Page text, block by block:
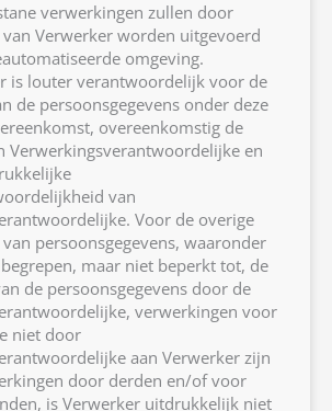
verwerkingen zullen door
Verwerker worden uitgevoerd
omgeving.
is louter verantwoordelijk voor de
de persoonsgegevens onder deze
overeenkomstig de
Verwerkingsverantwoordelijke en
van
Voor de overige
persoonsgegevens, waaronder
maar niet beperkt tot, de
de persoonsgegevens door de
verwerkingen voor
niet door
aan Verwerker zijn
door derden en/of voor
is Verwerker uitdrukkelijk niet